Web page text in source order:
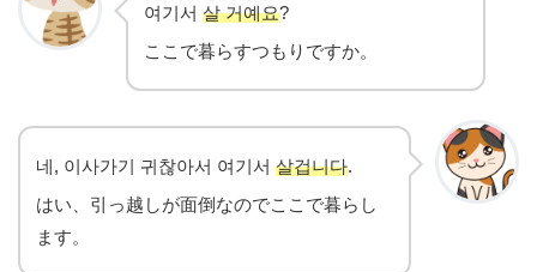
여기서 살 거예요?
ここで暮らすつもりですか。
네, 이사가기 귀찮아서 여기서 살겁니다.
はい、引っ越しが面倒なのでここで暮らし
ます。